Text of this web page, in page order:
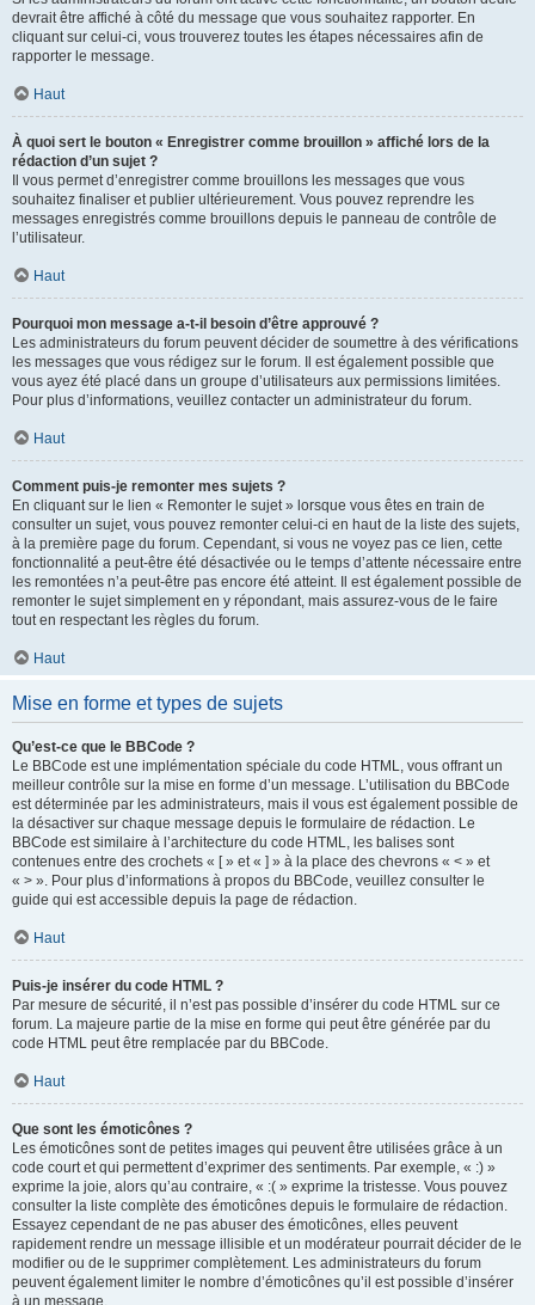
devrait être affiché à côté du message que vous souhaitez rapporter. En
cliquant sur celui-ci, vous trouverez toutes les étapes nécessaires afin de
rapporter le message.
Haut
À quoi sert le bouton « Enregistrer comme brouillon » affiché lors de la
rédaction d’un sujet ?
Il vous permet d’enregistrer comme brouillons les messages que vous
souhaitez finaliser et publier ultérieurement. Vous pouvez reprendre les
messages enregistrés comme brouillons depuis le panneau de contrôle de
l’utilisateur.
Haut
Pourquoi mon message a-t-il besoin d’être approuvé ?
Les administrateurs du forum peuvent décider de soumettre à des vérifications
les messages que vous rédigez sur le forum. Il est également possible que
vous ayez été placé dans un groupe d’utilisateurs aux permissions limitées.
Pour plus d’informations, veuillez contacter un administrateur du forum.
Haut
Comment puis-je remonter mes sujets ?
En cliquant sur le lien « Remonter le sujet » lorsque vous êtes en train de
consulter un sujet, vous pouvez remonter celui-ci en haut de la liste des sujets,
à la première page du forum. Cependant, si vous ne voyez pas ce lien, cette
fonctionnalité a peut-être été désactivée ou le temps d’attente nécessaire entre
les remontées n’a peut-être pas encore été atteint. Il est également possible de
remonter le sujet simplement en y répondant, mais assurez-vous de le faire
tout en respectant les règles du forum.
Haut
Mise en forme et types de sujets
Qu’est-ce que le BBCode ?
Le BBCode est une implémentation spéciale du code HTML, vous offrant un
meilleur contrôle sur la mise en forme d’un message. L’utilisation du BBCode
est déterminée par les administrateurs, mais il vous est également possible de
la désactiver sur chaque message depuis le formulaire de rédaction. Le
BBCode est similaire à l’architecture du code HTML, les balises sont
contenues entre des crochets « [ » et « ] » à la place des chevrons « < » et
« > ». Pour plus d’informations à propos du BBCode, veuillez consulter le
guide qui est accessible depuis la page de rédaction.
Haut
Puis-je insérer du code HTML ?
Par mesure de sécurité, il n’est pas possible d’insérer du code HTML sur ce
forum. La majeure partie de la mise en forme qui peut être générée par du
code HTML peut être remplacée par du BBCode.
Haut
Que sont les émoticônes ?
Les émoticônes sont de petites images qui peuvent être utilisées grâce à un
code court et qui permettent d’exprimer des sentiments. Par exemple, « :) »
exprime la joie, alors qu’au contraire, « :( » exprime la tristesse. Vous pouvez
consulter la liste complète des émoticônes depuis le formulaire de rédaction.
Essayez cependant de ne pas abuser des émoticônes, elles peuvent
rapidement rendre un message illisible et un modérateur pourrait décider de le
modifier ou de le supprimer complètement. Les administrateurs du forum
peuvent également limiter le nombre d’émoticônes qu’il est possible d’insérer
à un message.